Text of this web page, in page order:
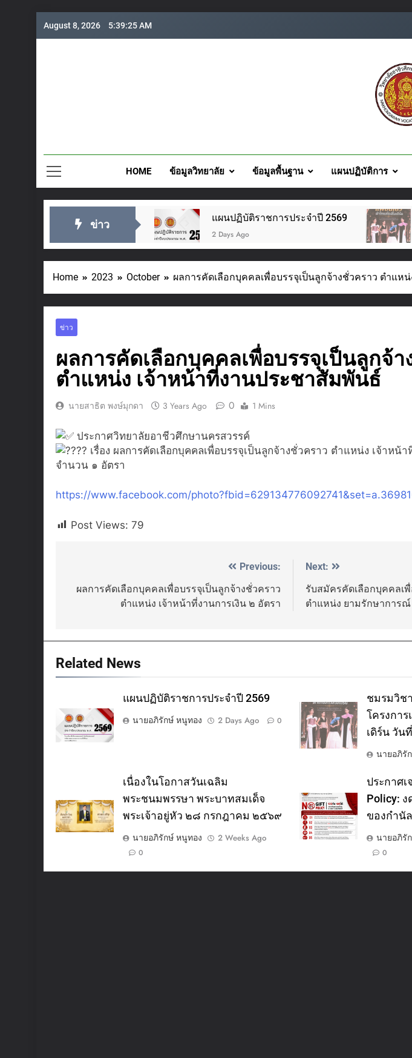
August 8, 2026 5:39:26 AM
HOME ข้อมูลวิทยาลัย ข้อมูลพื้นฐาน แผนปฏิบัติการ
ข่าว
๘ กรกฎาคม ๒๕๖๙ แผนปฏิบัติราชการประจำปี 2569
2 Days Ago
ชมรมวิช
5 Days Ago
Home 2023 October ผลการคัดเลือกบุคคลเพื่อบรรจุเป็นลูกจ้างชั่วคราว ตำแห
ข่าว
ผลการคัดเลือกบุคคลเพื่อบรรจุเป็นลูกจ้า
ตำแหน่ง เจ้าหน้าที่งานประชาสัมพันธ์
นายสาธิต พงษ์มุกดา 3 Years Ago 0 1 Mins
ประกาศวิทยาลัยอาชีวศึกษานครสวรรค์
เรื่อง ผลการคัดเลือกบุคคลเพื่อบรรจุเป็นลูกจ้างชั่วคราว ตำแหน่ง เจ้าหน้
จำนวน ๑ อัตรา
https://www.facebook.com/
Post Views: 79
navigation
Previous:
ผลการคัดเลือกบุคคลเพื่อบรรจุเป็นลูกจ้างชั่วคราว
ตำแหน่ง เจ้าหน้าที่งานการเงิน ๒ อัตรา
Next:
รับสมัครคัดเลือกบุคคลเ
ตำแหน่ง ยามรักษาการ
Related News
แผนปฏิบัติราชการประจำปี 2569
นายอภิรักษ์ หนูทอง
2 Days Ago 0
ชมรมวิช
โครงกา
เดิร์น วัน
นายอภิรั
เนื่องในโอกาสวันเฉลิม
พระชนมพรรษา พระบาทสมเด็จ
พระเจ้าอยู่หัว ๒๘ กรกฎาคม ๒๕๖๙
นายอภิรักษ์ หนูทอง
2 Weeks Ago
0
ประกาศ
Policy:
ของกำนั
นายอภิรั
0